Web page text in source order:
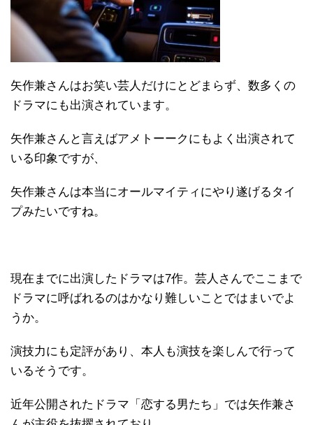
矢作兼さんはお笑い芸人だけにとどまらず、数多くの
ドラマにも出演されています。
矢作兼さんと言えばアメトーークにもよく出演されて
いる印象ですが、
矢作兼さんは本当にオールマイティにやり遂げるタイ
プみたいですね。
現在までに出演したドラマは7作。芸人さんでここまで
ドラマに呼ばれるのはかなり難しいことではまいでよ
うか。
演技力にも定評があり、本人も演技を楽しんで行って
いるそうです。
近年公開されたドラマ「恋する男たち」では矢作兼さ